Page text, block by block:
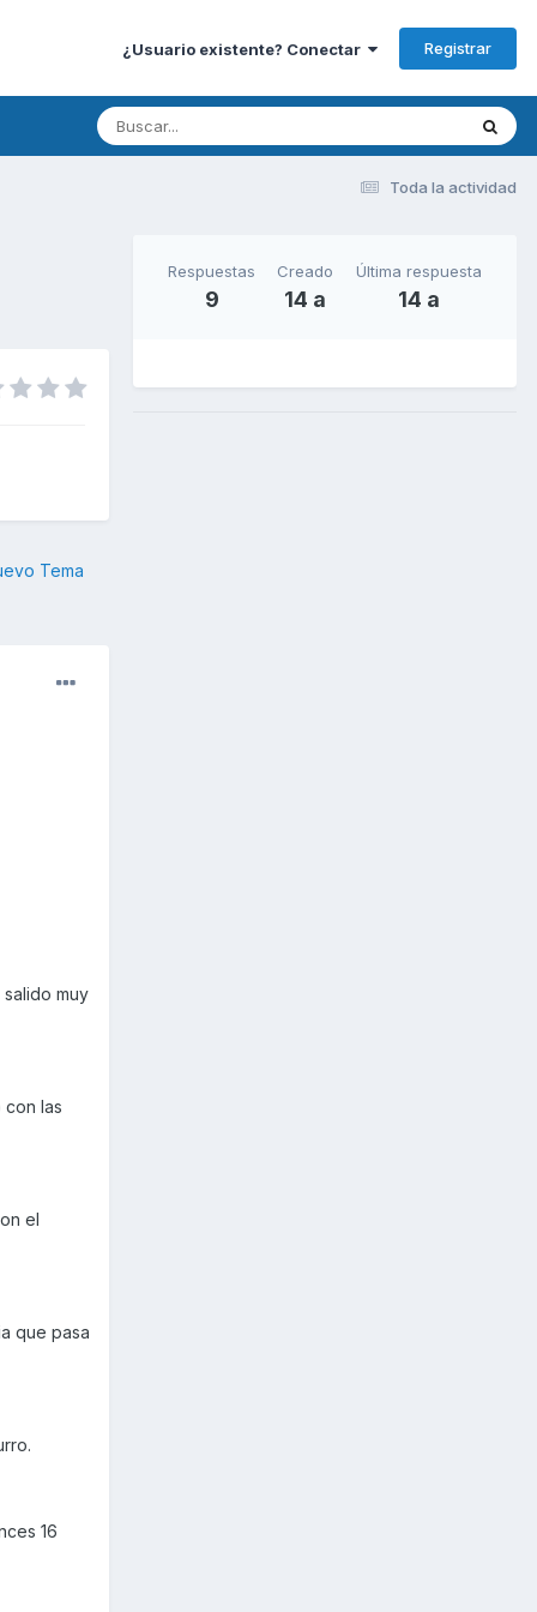
¿Usuario existente? Conectar Registrar
Toda la actividad
Tema
muy
con las
el
que pasa
16
Respuestas
9
Creado
14 a
Última respuesta
14 a